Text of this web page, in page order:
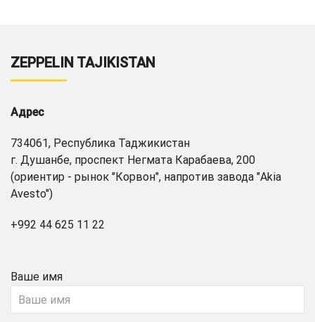
ZEPPELIN TAJIKISTAN
Адрес
734061, Республика Таджикистан
г. Душанбе, проспект Негмата Карабаева, 200
(ориентир - рынок "Корвон", напротив завода "Akia
Avesto")
+992 44 625 11 22
Ваше имя